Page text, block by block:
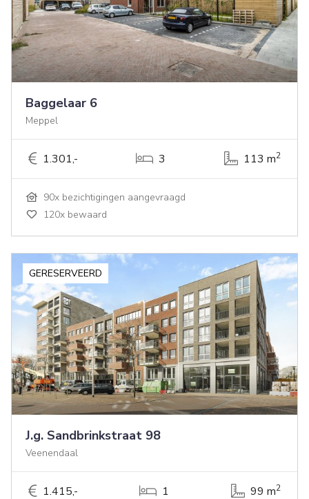
Baggelaar 6
Meppel
1.301,- 3 113 m2
90x bezichtigingen aangevraagd
120x bewaard
GERESERVEERD
J.g. Sandbrinkstraat 98
Veenendaal
1.415,- 1 99 m2